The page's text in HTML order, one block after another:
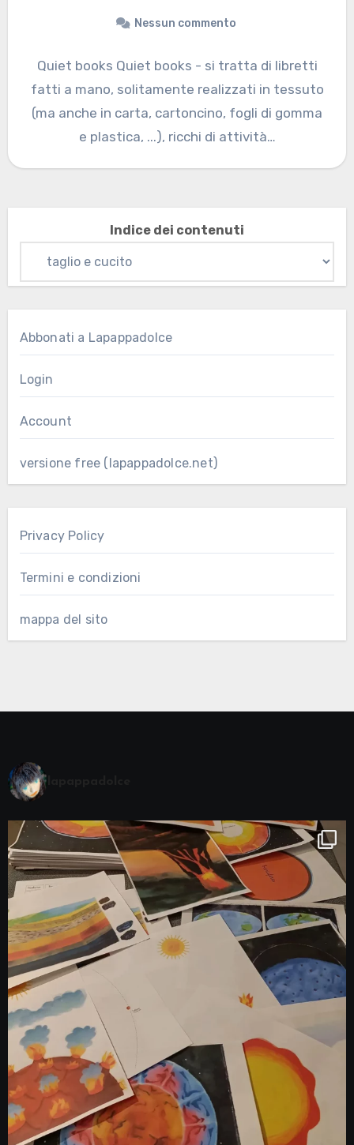
Nessun commento
Quiet books Quiet books - si tratta di libretti
fatti a mano, solitamente realizzati in tessuto
(ma anche in carta, cartoncino, fogli di gomma
e plastica, ...), ricchi di attività…
Indice dei contenuti
Abbonati a Lapappadolce
Login
Account
versione free (lapappadolce.net)
Privacy Policy
Termini e condizioni
mappa del sito